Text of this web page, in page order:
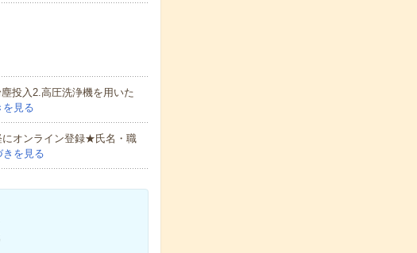
投入2.高圧洗浄機を用いた
を見る
オンライン登録★氏名・職
きを見る